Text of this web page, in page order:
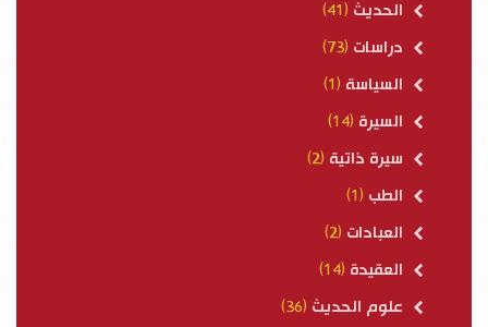
الحديث (41)
دراسات (73)
السياسة (1)
السيرة (14)
سيرة ذاتية (2)
الطب (1)
العبادات (2)
العقيدة (14)
علوم الحديث (36)